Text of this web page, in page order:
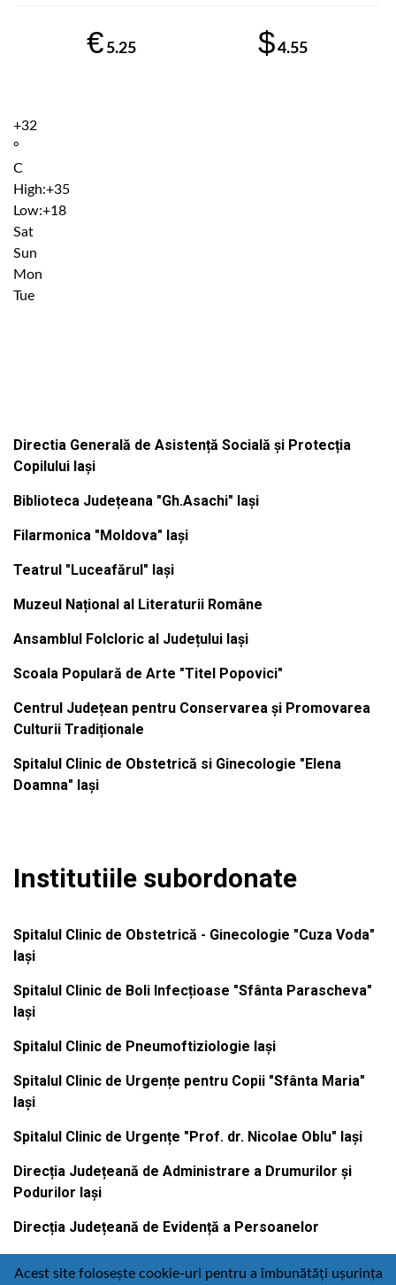
€ 5.25 $4.55
+32
°
C
High:+35
Low:+18
Sat
Sun
Mon
Tue
Directia Generală de Asistență Socială și Protecția
Copilului Iași
Biblioteca Județeana "Gh.Asachi" Iași
Filarmonica "Moldova" Iași
Teatrul "Luceafărul" Iași
Muzeul Național al Literaturii Române
Ansamblul Folcloric al Județului Iași
Scoala Populară de Arte "Titel Popovici"
Centrul Județean pentru Conservarea și Promovarea
Culturii Tradiționale
Spitalul Clinic de Obstetrică si Ginecologie "Elena
Doamna" Iași
Institutiile subordonate
Spitalul Clinic de Obstetrică - Ginecologie "Cuza Voda"
Iași
Spitalul Clinic de Boli Infecțioase "Sfânta Parascheva"
Iași
Spitalul Clinic de Pneumoftiziologie Iași
Spitalul Clinic de Urgențe pentru Copii "Sfânta Maria"
Iași
Spitalul Clinic de Urgențe "Prof. dr. Nicolae Oblu" Iași
Direcția Județeană de Administrare a Drumurilor și
Podurilor Iași
Direcția Județeană de Evidență a Persoanelor
Acest site folosește cookie-uri pentru a îmbunătăți ușurința